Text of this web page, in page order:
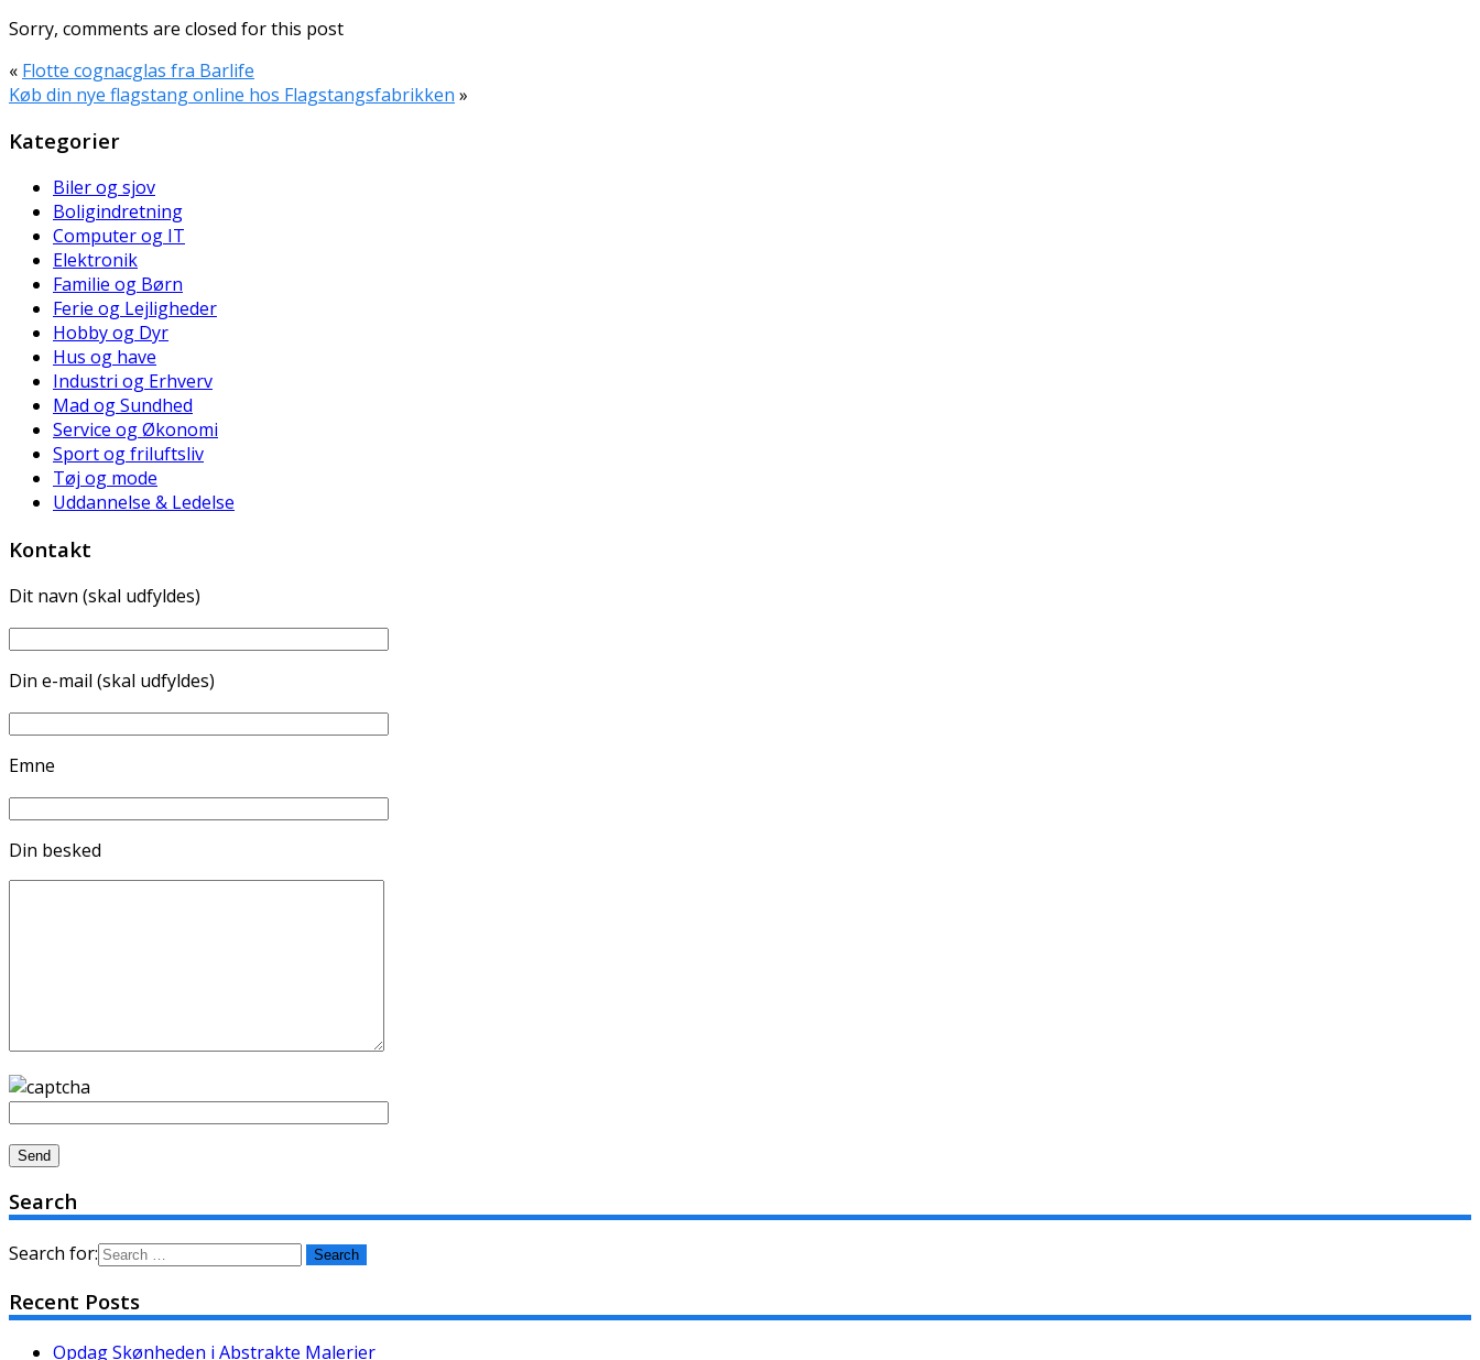
Sorry, comments are closed for this post
« Flotte cognacglas fra Barlife
Køb din nye flagstang online hos Flagstangsfabrikken »
Kategorier
Biler og sjov
Boligindretning
Computer og IT
Elektronik
Familie og Børn
Ferie og Lejligheder
Hobby og Dyr
Hus og have
Industri og Erhverv
Mad og Sundhed
Service og Økonomi
Sport og friluftsliv
Tøj og mode
Uddannelse & Ledelse
Kontakt
Dit navn (skal udfyldes)
Din e-mail (skal udfyldes)
Emne
Din besked
Search
Search for:
Recent Posts
Opdag Skønheden i Abstrakte Malerier